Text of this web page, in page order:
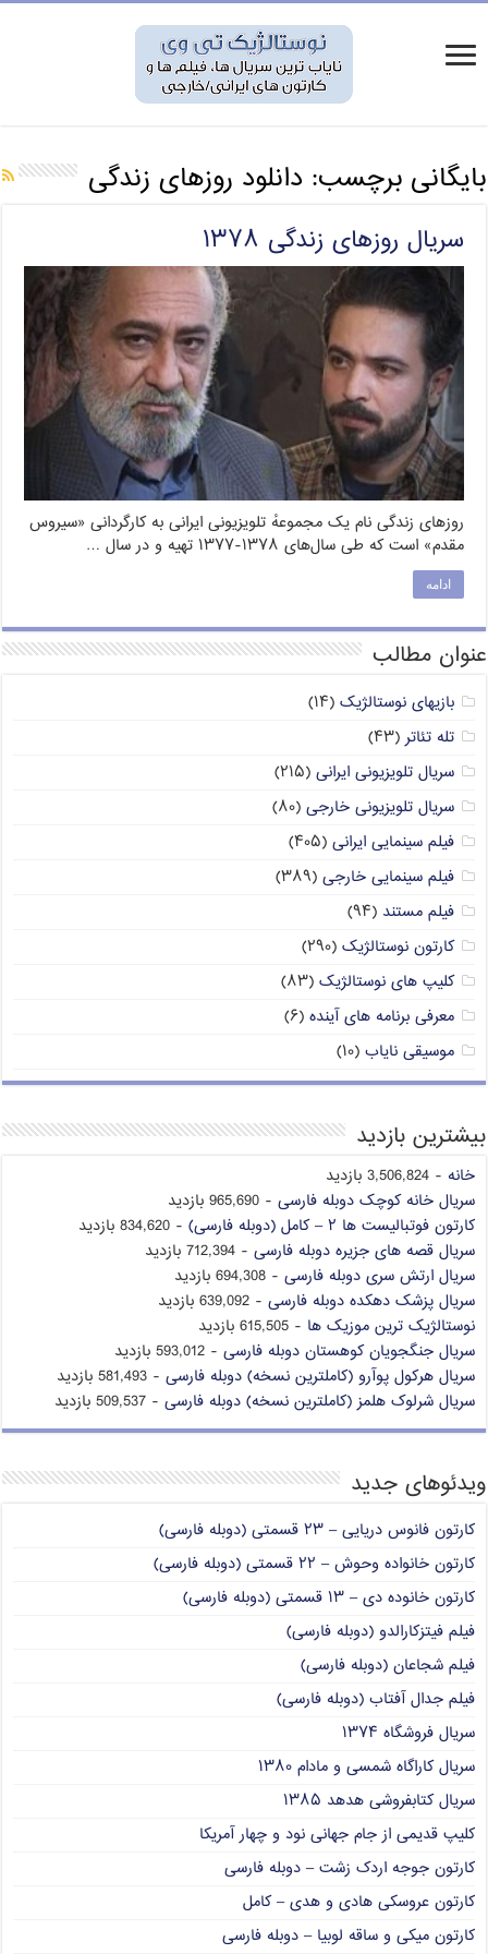
بایگانی برچسب: دانلود روزهای زندگی
سریال روزهای زندگی ۱۳۷۸
روزهای زندگی نام یک مجموعهٔ تلویزیونی ایرانی به کارگردانی «سیروس
مقدم» است که طی سال‌های ۱۳۷۸-۱۳۷۷ تهیه و در سال …
ادامه
عنوان مطالب
بازیهای نوستالژیک (۱۴)
تله تئاتر (۴۳)
سریال تلویزیونی ایرانی (۲۱۵)
سریال تلویزیونی خارجی (۸۰)
فیلم سینمایی ایرانی (۴۰۵)
فیلم سینمایی خارجی (۳۸۹)
فیلم مستند (۹۴)
کارتون نوستالژیک (۲۹۰)
کلیپ های نوستالژیک (۸۳)
معرفی برنامه های آینده (۶)
موسیقی نایاب (۱۰)
بیشترین بازدید
خانه - 3,506,824 بازدید
سریال خانه کوچک دوبله فارسی - 965,690 بازدید
کارتون فوتبالیست ها ۲ – کامل (دوبله فارسی)
- 834,620 بازدید
سریال قصه های جزیره دوبله فارسی - 712,394 بازدید
سریال ارتش سری دوبله فارسی - 694,308 بازدید
سریال پزشک دهکده دوبله فارسی - 639,092 بازدید
نوستالژیک ترین موزیک ها - 615,505 بازدید
سریال جنگجویان کوهستان دوبله فارسی - 593,012 بازدید
سریال هرکول پوآرو (کاملترین نسخه) دوبله فارسی - 581,493 بازدید
سریال شرلوک هلمز (کاملترین نسخه) دوبله فارسی - 509,537 بازدید
ویدئوهای جدید
کارتون فانوس دریایی – ۲۳ قسمتی (دوبله فارسی)
کارتون خانواده وحوش – ۲۲ قسمتی (دوبله فارسی)
کارتون خانوده دی – ۱۳ قسمتی (دوبله فارسی)
فیلم فیتزکارالدو (دوبله فارسی)
فیلم شجاعان (دوبله فارسی)
فیلم جدال آفتاب (دوبله فارسی)
سریال فروشگاه ۱۳۷۴
سریال کاراگاه شمسی و مادام ۱۳۸۰
سریال کتابفروشی هدهد ۱۳۸۵
کلیپ قدیمی از جام جهانی نود و چهار آمریکا
کارتون جوجه اردک زشت – دوبله فارسی
کارتون عروسکی هادی و هدی – کامل
کارتون میکی و ساقه لوبیا – دوبله فارسی